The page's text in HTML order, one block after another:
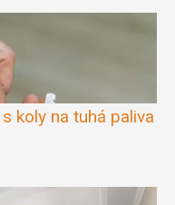
koly na tuhá paliva